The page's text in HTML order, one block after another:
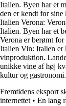
Italien. Byen har et
den er kendt for
Italien Verona:
Italien. Byen har et
Verona er berømt
Italien Vin: Italien er
vinproduktion.
unikke vine af høj
kultur og gastronomi.
Fremtidens eksport
internettet • En lang